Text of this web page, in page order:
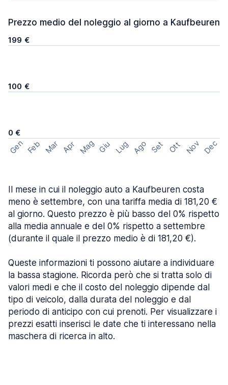
Prezzo medio del noleggio al giorno a Kaufbeuren
199 €
100 €
0 €
Gen Feb Mar Apr Mag Giu Lug Ago Set Ott Nov Dec
Il mese in cui il noleggio auto a Kaufbeuren costa
meno è settembre, con una tariffa media di 181,20 €
al giorno. Questo prezzo è più basso del 0% rispetto
alla media annuale e del 0% rispetto a settembre
(durante il quale il prezzo medio è di 181,20 €).
Queste informazioni ti possono aiutare a individuare
la bassa stagione. Ricorda però che si tratta solo di
valori medi e che il costo del noleggio dipende dal
tipo di veicolo, dalla durata del noleggio e dal
periodo di anticipo con cui prenoti. Per visualizzare i
prezzi esatti inserisci le date che ti interessano nella
maschera di ricerca in alto.